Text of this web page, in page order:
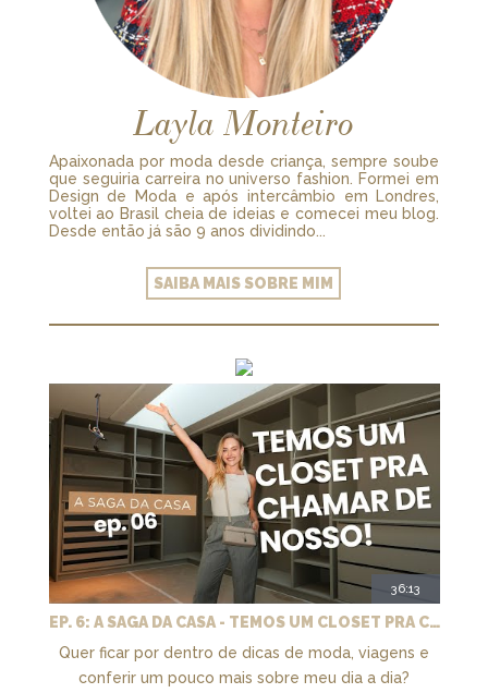
Layla Monteiro
Apaixonada por moda desde criança, sempre soube
que seguiria carreira no universo fashion. Formei em
Design de Moda e após intercâmbio em Londres,
voltei ao Brasil cheia de ideias e comecei meu blog.
Desde então já são 9 anos dividindo...
SAIBA MAIS SOBRE MIM
36:13
EP. 6: A SAGA DA CASA - TEMOS UM CLOSET PRA CHAMAR DE NOSSO + MARCENARIA E PAISAGISMO
Quer ficar por dentro de dicas de moda, viagens e
conferir um pouco mais sobre meu dia a dia?